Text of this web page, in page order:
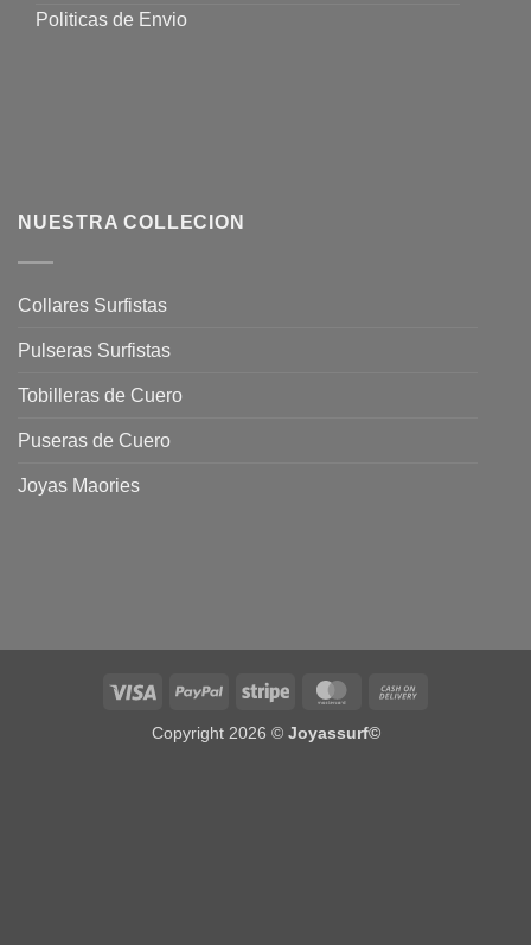
Politicas de Envio
NUESTRA COLLECION
Collares Surfistas
Pulseras Surfistas
Tobilleras de Cuero
Puseras de Cuero
Joyas Maories
Visa PayPal Stripe MasterCard
Copyright 2026 © Joyassurf©